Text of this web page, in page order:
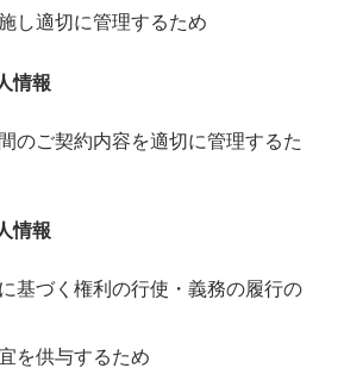
し適切に管理するため
情報
のご契約内容を適切に管理するた
情報
基づく権利の行使・義務の履行の
を供与するため